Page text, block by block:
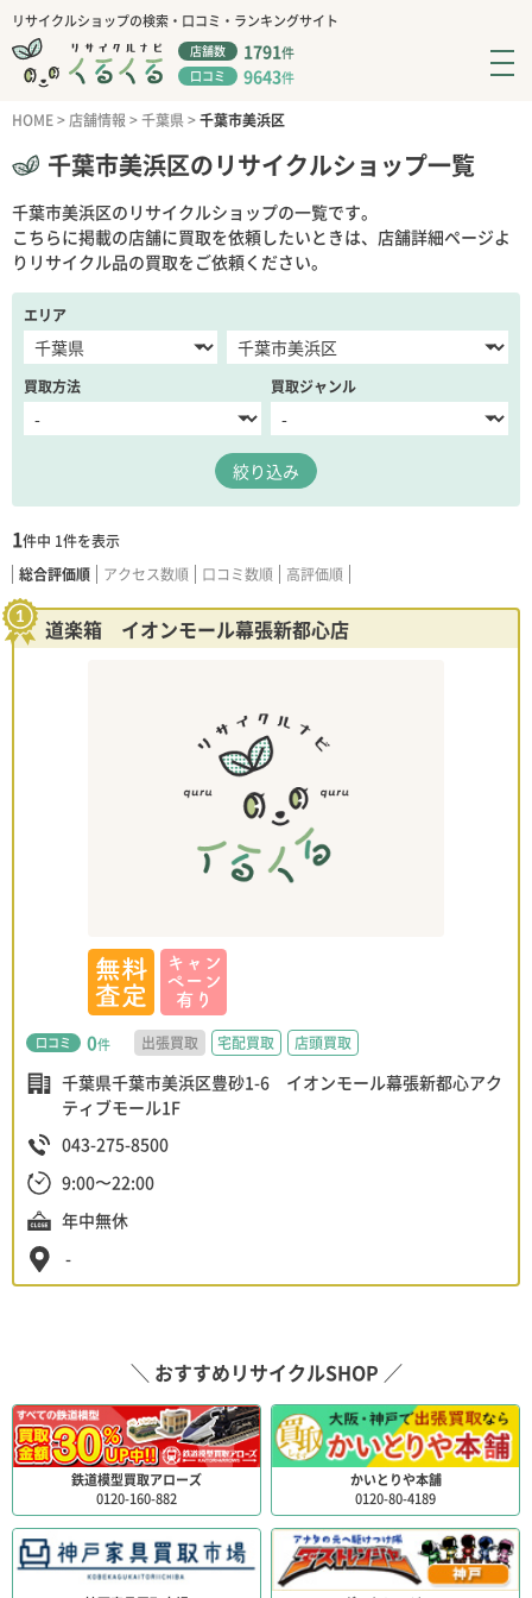
リサイクルショップの検索・口コミ・ランキングサイト
店舗数 1791件
口コミ 9643件
HOME>店舗情報 >千葉県>千葉市美浜区
千葉市美浜区のリサイクルショップ一覧
千葉市美浜区のリサイクルショップの一覧です。
こちらに掲載の店舗に買取を依頼したいときは、店舗詳細ページよ
りリサイクル品の買取をご依頼ください。
エリア
買取方法 買取ジャンル
絞り込み
1件中 1件を表示
総合評価順
アクセス数順 口コミ数順 高評価順
道楽箱 イオンモール幕張新都心店
口コミ 0件 出張買取 宅配買取 店頭買取
千葉県千葉市美浜区豊砂1-6 イオンモール幕張新都心アク
ティブモール1F
043-275-8500
9:00〜22:00
年中無休
-
＼ おすすめリサイクルSHOP ／
鉄道模型買取アローズ
0120-160-882
かいとりや本舗
0120-80-4189